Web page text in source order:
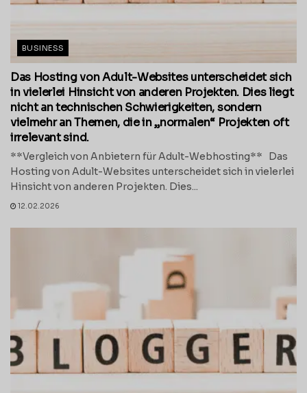
BUSINESS
Das Hosting von Adult-Websites unterscheidet sich
in vielerlei Hinsicht von anderen Projekten. Dies liegt
nicht an technischen Schwierigkeiten, sondern
vielmehr an Themen, die in „normalen“ Projekten oft
irrelevant sind.
**Vergleich von Anbietern für Adult-Webhosting** Das
Hosting von Adult-Websites unterscheidet sich in vielerlei
Hinsicht von anderen Projekten. Dies...
12.02.2026